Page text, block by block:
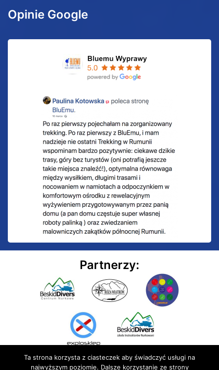
Opinie Google
Partnerzy:
Ta strona korzysta z ciasteczek aby świadczyć usługi na
najwyższym poziomie. Dalsze korzystanie ze strony